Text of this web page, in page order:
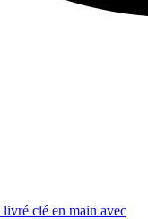
clé en main avec